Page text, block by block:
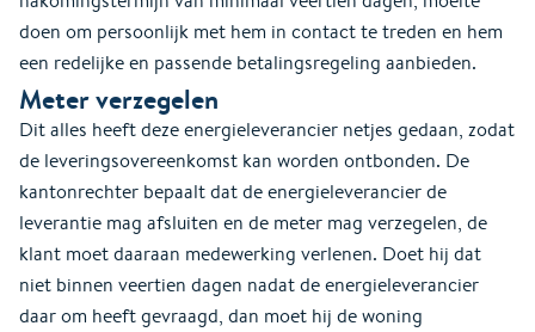
doen om persoonlijk met hem in contact te treden en hem
een redelijke en passende betalingsregeling aanbieden.
Meter verzegelen
Dit alles heeft deze energieleverancier netjes gedaan, zodat
de leveringsovereenkomst kan worden ontbonden. De
kantonrechter bepaalt dat de energieleverancier de
leverantie mag afsluiten en de meter mag verzegelen, de
klant moet daaraan medewerking verlenen. Doet hij dat
niet binnen veertien dagen nadat de energieleverancier
daar om heeft gevraagd, dan moet hij de woning